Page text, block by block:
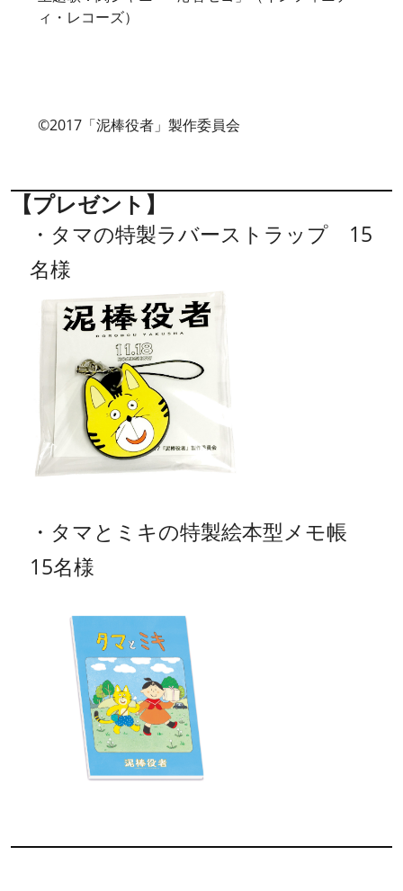
ィ・レコーズ）
©2017「泥棒役者」製作委員会
【プレゼント】
・タマの特製ラバーストラップ 15
名様
・タマとミキの特製絵本型メモ帳
15名様